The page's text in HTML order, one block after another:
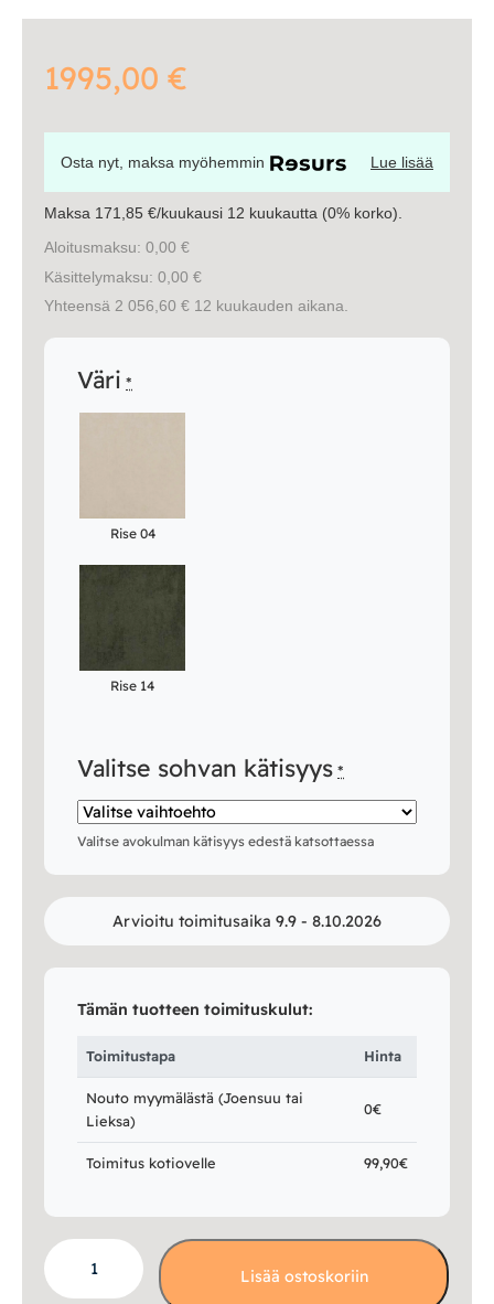
Vuodesohvat
Senioreille
Oma tili|Yhteystiedot| Ostoskori
1995,00 €
Osta nyt, maksa myöhemmin Lue lisää
Maksa 171,85 €/kuukausi 12 kuukautta (0% korko).
Aloitusmaksu: 0,00 €
Käsittelymaksu: 0,00 €
Yhteensä 2 056,60 € 12 kuukauden aikana.
Väri *
Rise 04
Rise 14
Valitse sohvan kätisyys *
Valitse avokulman kätisyys edestä katsottaessa
Arvioitu toimitusaika 9.9 - 8.10.2026
Tämän tuotteen toimituskulut:
Toimitustapa Hinta
Nouto myymälästä (Joensuu tai
Lieksa)
0€
Toimitus kotiovelle 99,90€
Kelo
avokulmasohva
Lisää ostoskoriin